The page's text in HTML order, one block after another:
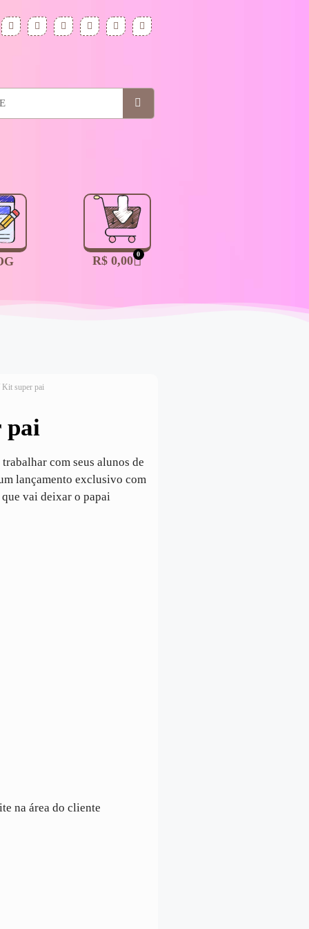
R$0,00 0
super pai
pai
com seus alunos de
lançamento exclusivo com
vai deixar o papai
na área do cliente